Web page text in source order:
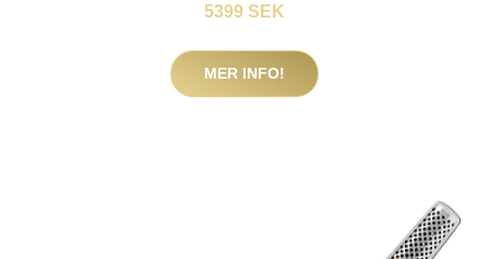
5399 SEK
MER INFO!